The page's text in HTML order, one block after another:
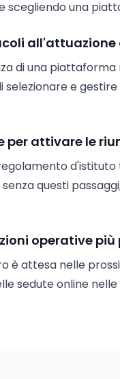
una
di una
selezionare e
per attivare le
questi
operative
è attesa nelle
sedute online nelle